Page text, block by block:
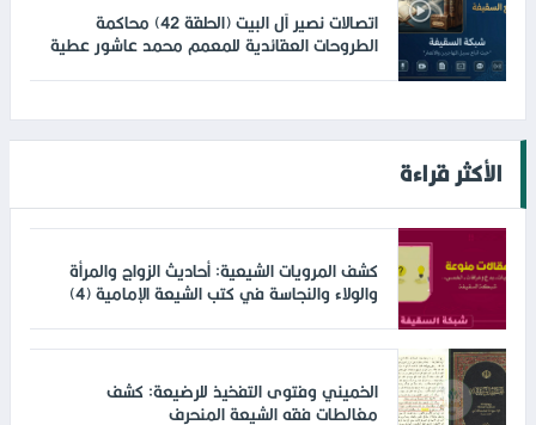
اتصالات نصير آل البيت (الحلقة 42) محاكمة
الطروحات العقائدية للمعمم محمد عاشور عطية
الأكثر قراءة
كشف المرويات الشيعية: أحاديث الزواج والمرأة
والولاء والنجاسة في كتب الشيعة الإمامية (4)
الخميني وفتوى التفخيذ للرضيعة: كشف
مغالطات فقه الشيعة المنحرف